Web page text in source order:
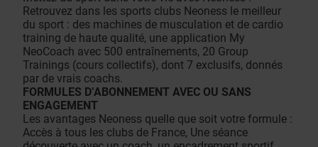
Retrouvez dans les sports clubs Neoness le meilleur
du sport : des machines de musculation et de cardio
training de haute qualité, une application My
NeoCoach avec 500 entraînements, 20 Group
Trainings (cours collectifs), dont 7 exclusifs, donnés
par de vrais coachs.
FORMULES D’ABONNEMENT AVEC OU SANS
ENGAGEMENT
Les avantages Neoness quelle que soit votre formule :
Accès à tous les clubs de France, Une séance